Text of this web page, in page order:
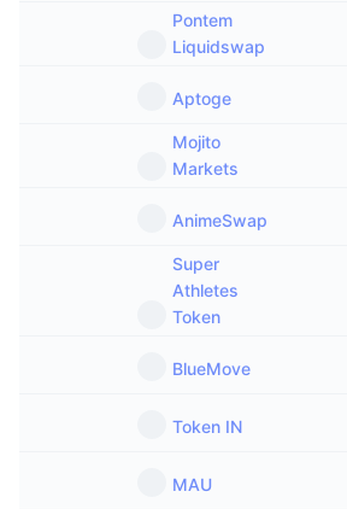
Pontem
Liquidswap
Aptoge
Mojito
Markets
AnimeSwap
Super
Athletes
Token
BlueMove
Token IN
MAU